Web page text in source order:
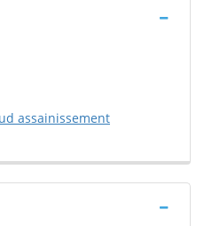
assainissement